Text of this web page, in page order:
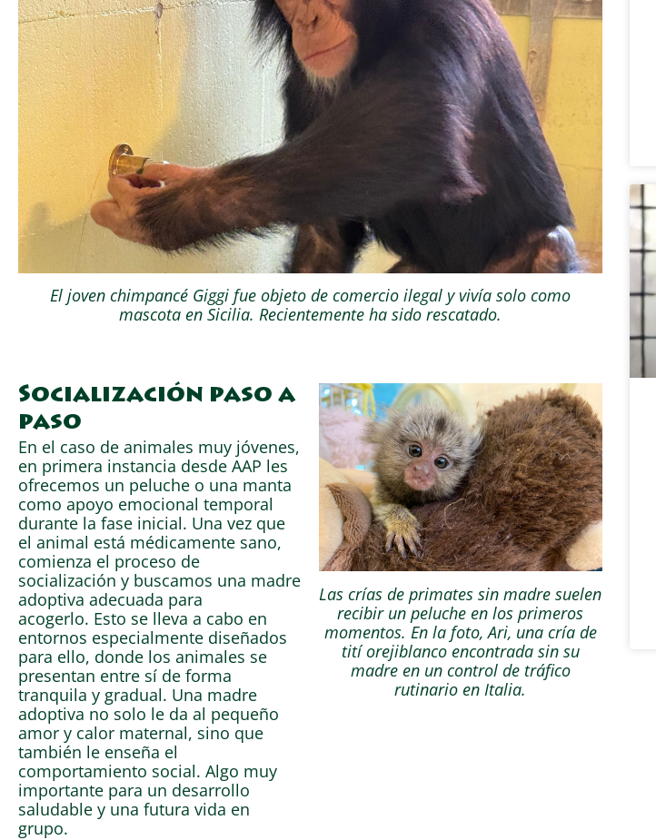
El joven chimpancé Giggi fue objeto de comercio ilegal y vivía solo como
mascota en Sicilia. Recientemente ha sido rescatado.
Socialización paso a
paso
En el caso de animales muy jóvenes,
en primera instancia desde AAP les
ofrecemos un peluche o una manta
como apoyo emocional temporal
durante la fase inicial. Una vez que
el animal está médicamente sano,
comienza el proceso de
socialización y buscamos una madre
adoptiva adecuada para
acogerlo. Esto se lleva a cabo en
entornos especialmente diseñados
para ello, donde los animales se
presentan entre sí de forma
tranquila y gradual. Una madre
adoptiva no solo le da al pequeño
amor y calor maternal, sino que
también le enseña el
comportamiento social. Algo muy
importante para un desarrollo
saludable y una futura vida en
grupo.
Las crías de primates sin madre suelen
recibir un peluche en los primeros
momentos. En la foto, Ari, una cría de
tití orejiblanco encontrada sin su
madre en un control de tráfico
rutinario en Italia.